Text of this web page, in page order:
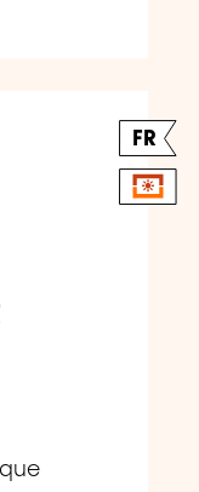
FR